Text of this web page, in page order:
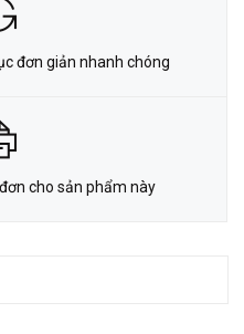
đơn giản nhanh chóng
cho sản phẩm này